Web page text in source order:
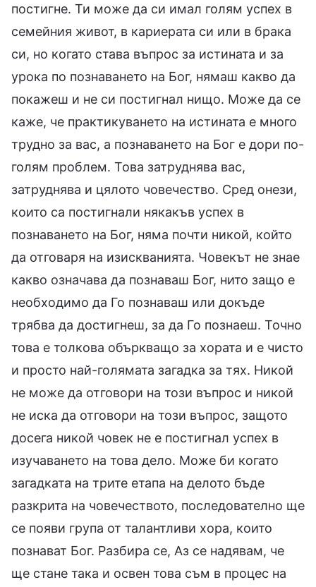
постигне. Ти може да си имал голям успех в
семейния живот, в кариерата си или в брака
си, но когато става въпрос за истината и за
урока по познаването на Бог, нямаш какво да
покажеш и не си постигнал нищо. Може да се
каже, че практикуването на истината е много
трудно за вас, а познаването на Бог е дори по-
голям проблем. Това затруднява вас,
затруднява и цялото човечество. Сред онези,
които са постигнали някакъв успех в
познаването на Бог, няма почти никой, който
да отговаря на изискванията. Човекът не знае
какво означава да познаваш Бог, нито защо е
необходимо да Го познаваш или докъде
трябва да достигнеш, за да Го познаеш. Точно
това е толкова объркващо за хората и е чисто
и просто най-голямата загадка за тях. Никой
не може да отговори на този въпрос и никой
не иска да отговори на този въпрос, защото
досега никой човек не е постигнал успех в
изучаването на това дело. Може би когато
загадката на трите етапа на делото бъде
разкрита на човечеството, последователно ще
се появи група от талантливи хора, които
познават Бог. Разбира се, Аз се надявам, че
ще стане така и освен това съм в процес на